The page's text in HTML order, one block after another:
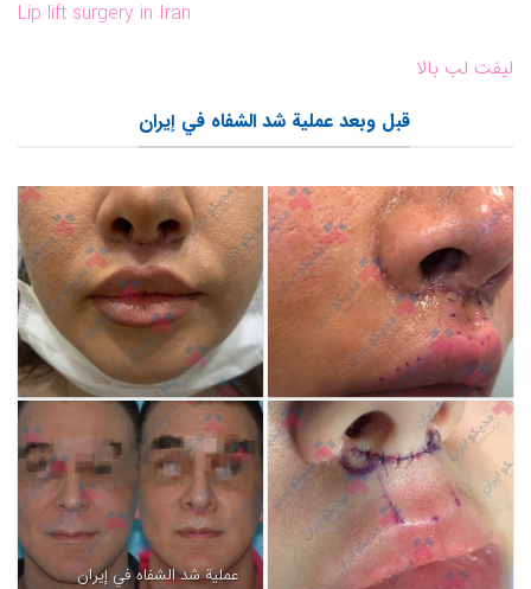
Lip lift surgery in Iran
لیفت لب بالا
قبل وبعد عملية شد الشفاه في إيران
عملية شد الشفاه في إيران